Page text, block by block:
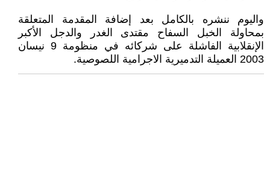
واليوم ننشره بالكامل بعد إضافة المقدمة المتعلقة
بمحاولة الخبل السفاح مقتدى الغدر والدجل الأكبر
الإنقلابية الفاشلة على شركائه في منظومة 9 نيسان
2003 العميلة التدميرية الاجرامية اللصوصية.